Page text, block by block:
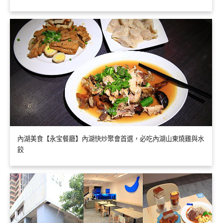
內湖美食【永宝餐廳】內湖快炒聚會首選，必吃內湖山東燒雞與水
餃